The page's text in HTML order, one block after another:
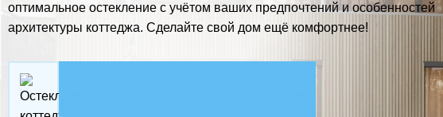
оптимальное остекление с учётом ваших предпочтений и особенностей
архитектуры коттеджа. Сделайте свой дом ещё комфортнее!